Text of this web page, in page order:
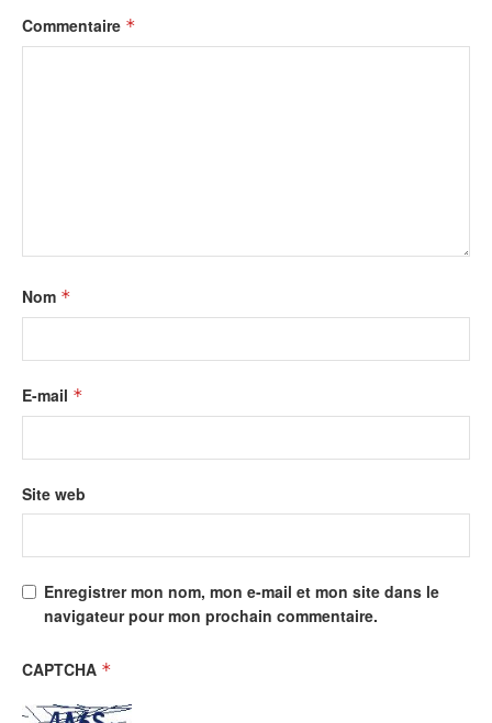
Commentaire *
Nom *
E-mail *
Site web
Enregistrer mon nom, mon e-mail et mon site dans le
navigateur pour mon prochain commentaire.
CAPTCHA *